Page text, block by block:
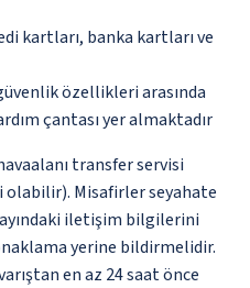
kartları, banka kartları ve
özellikleri arasında
çantası yer almaktadır
transfer servisi
Misafirler seyahate
iletişim bilgilerini
yerine bildirmelidir.
en az 24 saat önce